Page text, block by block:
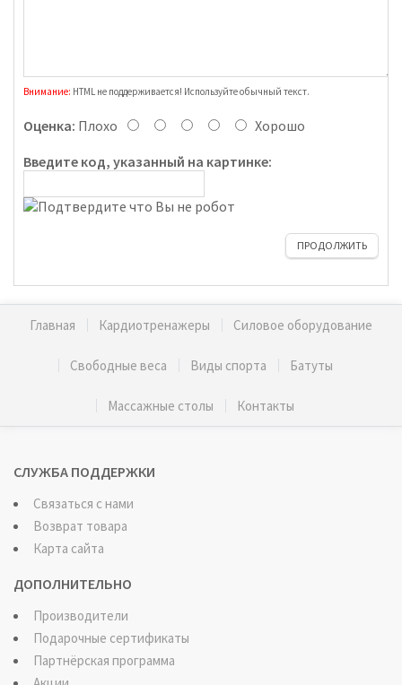
Внимание: HTML не поддерживается! Используйте обычный текст.
Оценка: Плохо
Хорошо
Введите код, указанный на картинке:
ПРОДОЛЖИТЬ
Главная Кардиотренажеры Силовое оборудование
Свободные веса Виды спорта Батуты
Массажные столы Контакты
СЛУЖБА ПОДДЕРЖКИ
Связаться с нами
Возврат товара
Карта сайта
ДОПОЛНИТЕЛЬНО
Производители
Подарочные сертификаты
Партнёрская программа